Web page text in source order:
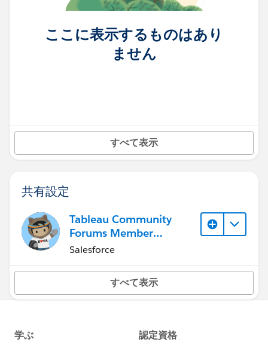
ここに表示するものはあり
ません
すべて表示
共有設定
Tableau Community
Forums Member
(Inactive)
Salesforce
すべて表示